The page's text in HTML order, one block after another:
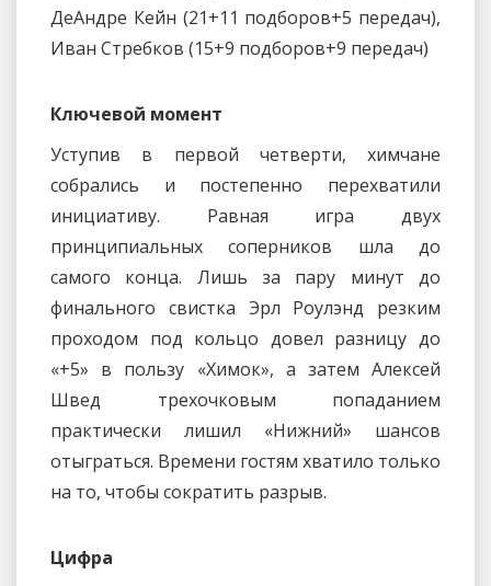
ДеАндре Кейн (21+11 подборов+5 передач),
Иван Стребков (15+9 подборов+9 передач)
Ключевой момент
Уступив в первой четверти, химчане
собрались и постепенно перехватили
инициативу. Равная игра двух
принципиальных соперников шла до
самого конца. Лишь за пару минут до
финального свистка Эрл Роулэнд резким
проходом под кольцо довел разницу до
«+5» в пользу «Химок», а затем Алексей
Швед трехочковым попаданием
практически лишил «Нижний» шансов
отыграться. Времени гостям хватило только
на то, чтобы сократить разрыв.
Цифра